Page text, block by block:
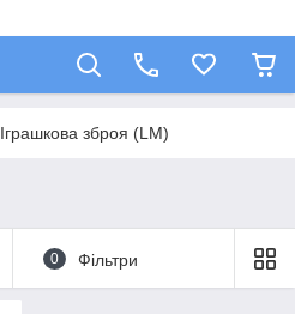
Іграшкова зброя (LM)
0 Фільтри